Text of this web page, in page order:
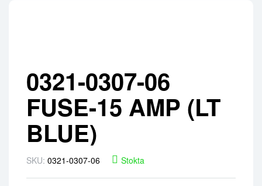
0321-0307-06
FUSE-15 AMP (LT
BLUE)
SKU: 0321-0307-06 Stokta